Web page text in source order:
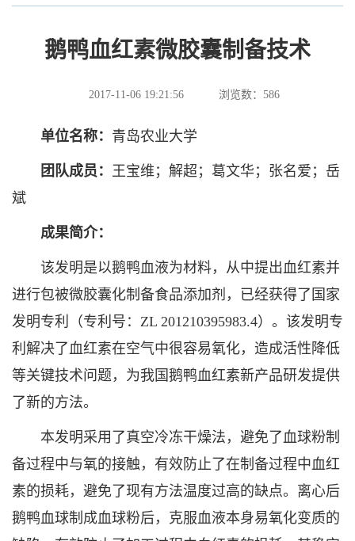
鹅鸭血红素微胶囊制备技术
2017-11-06 19:21:56 浏览数： 586
单位名称： 青岛农业大学
团队成员： 王宝维；解超；葛文华；张名爱；岳
斌
成果简介：
该发明是以鹅鸭血液为材料，从中提出血红素并
进行包被微胶囊化制备食品添加剂，已经获得了国家
发明专利（专利号：ZL 201210395983.4）。该发明专
利解决了血红素在空气中很容易氧化，造成活性降低
等关键技术问题，为我国鹅鸭血红素新产品研发提供
了新的方法。
本发明采用了真空冷冻干燥法，避免了血球粉制
备过程中与氧的接触，有效防止了在制备过程中血红
素的损耗，避免了现有方法温度过高的缺点。离心后
鹅鸭血球制成血球粉后，克服血液本身易氧化变质的